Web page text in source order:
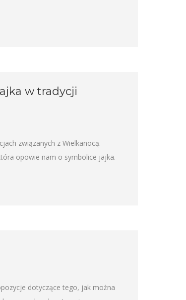
w tradycji
związanych z Wielkanocą.
opowie nam o symbolice jajka.
dotyczące tego, jak można